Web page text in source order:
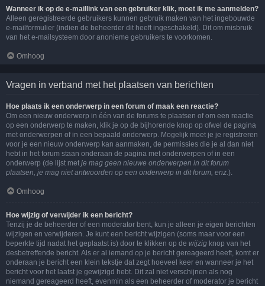
Wanneer ik op de e-maillink van een gebruiker klik, moet ik me aanmelden?
Alleen geregistreerde gebruikers kunnen gebruik maken van het ingebouwde
e-mailformulier (indien de beheerder dit heeft ingeschakeld). Dit om misbruik
van het e-mailsysteem door anonieme gebruikers te voorkomen.
Omhoog
Vragen in verband met het plaatsen van berichten
Hoe plaats ik een onderwerp in een forum of maak een reactie?
Om een nieuw onderwerp in één van de forums te plaatsen of om een reactie
op een onderwerp te maken, klik je op de bijhorende knop op ofwel de pagina
met onderwerpen of in een bepaald onderwerp. Mogelijk moet je je registreren
voor je een nieuw onderwerp kan aanmaken, de permissies die je al dan niet
hebt in het forum staan onderaan de pagina met onderwerpen of in een
onderwerp (de lijst met je mag geen nieuwe onderwerpen in dit forum
plaatsen, je mag niet antwoorden op een onderwerp in dit forum, enz.).
Omhoog
Hoe wijzig of verwijder ik een bericht?
Tenzij je de beheerder of een moderator bent, kun je alleen je eigen berichten
wijzigen en verwijderen. Je kunt een bericht wijzigen (soms maar voor een
beperkte tijd nadat het geplaatst is) door te klikken op de wijzig knop van het
desbetreffende bericht. Als er al iemand op je bericht gereageerd heeft, komt er
onderaan je bericht een klein tekstje dat zegt hoeveel keer en wanneer je het
bericht voor het laatst je gewijzigd hebt. Dit zal niet verschijnen als nog
niemand gereageerd heeft, evenmin als een beheerder of moderator je bericht